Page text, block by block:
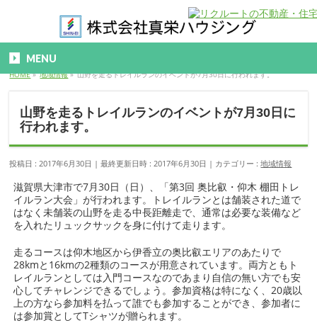
MENU
HOME» 地域情報» 山野を走るトレイルランのイベントが7月30日に行われます。
山野を走るトレイルランのイベントが7月30日に
行われます。
投稿日 : 2017年6月30日 最終更新日時 : 2017年6月30日 カテゴリー :地域情報
滋賀県大津市で7月30日（日）、「第3回 奥比叡・仰木 棚田トレ
イルラン大会」が行われます。トレイルランとは舗装された道で
はなく未舗装の山野を走る中長距離走で、通常は必要な装備など
を入れたリュックサックを身に付けて走ります。
走るコースは仰木地区から伊香立の奥比叡エリアのあたりで
28kmと16kmの2種類のコースが用意されています。両方ともト
レイルランとしては入門コースなのであまり自信の無い方でも安
心してチャレンジできるでしょう。参加資格は特になく、20歳以
上の方なら参加料を払って誰でも参加することができ、参加者に
は参加賞としてTシャツが贈られます。